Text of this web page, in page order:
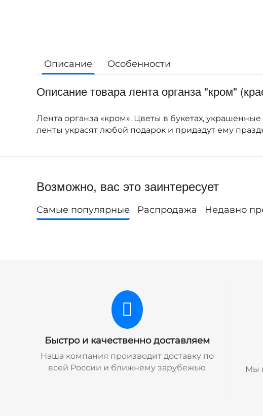
Описание Особенности
Описание товара лента органза "кром"
Лента органза «кром». Цветы в букетах,
ленты украсят любой подарок и придадут ему
Возможно, вас это заинтересует
Самые популярные Распродажа Недавно
Быстро и качественно доставляем
Наша компания производит доставку по
всей России и ближнему зарубежью
Мы